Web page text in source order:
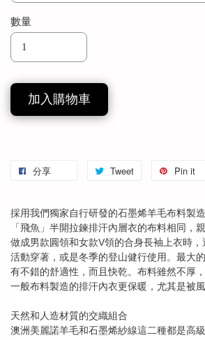
數量
加入購物車
分享 Tweet Pin it
採用我們獨家自行研發的石墨烯羊毛布料製
「飛魚」半開拉鍊排汗內層衣的布料相同，
做成男款圓領和女款V領的合身長袖上衣時
活動穿著，或是冬季的登山健行使用。最大
有不錯的舒適性，而且快乾。布料雖然不厚
一般布料製造的排汗內衣更保暖，尤其是被
天然和人造材質的交織組合
澳洲美麗諾羊毛和石墨烯紗線這二種都是高